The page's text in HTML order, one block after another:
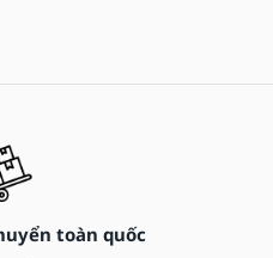
toàn quốc